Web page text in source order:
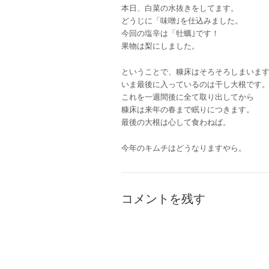
本日、白菜の水抜きをしてます。
どうじに「味噌｣を仕込みました。
今回の塩辛は「牡蠣｣です！
果物は梨にしました。
ということで、糠床はそろそろしまいま
いま最後に入っているのは干し大根です。
これを一週間後に全て取り出してから
糠床は来年の春まで眠りにつきます。
最後の大根は心して食わねば。
今年のキムチはどうなりますやら。
コメントを残す